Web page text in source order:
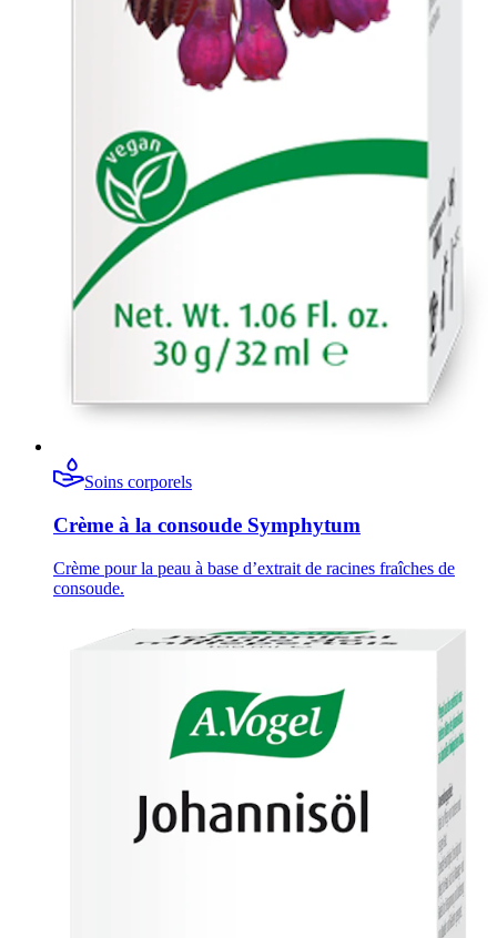
Soins corporels
Crème à la consoude Symphytum
Crème pour la peau à base d’extrait de racines fraîches de
consoude.